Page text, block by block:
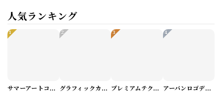
人気ランキング
1
サマーアートコーデセット（5パターン） M1048
2
グラフィックカーゴショートパンツ M1029
3
プレミアムテクスチャーニット（4color） M0971
4
アーバンロゴデザインTシャツ（3color） M0984